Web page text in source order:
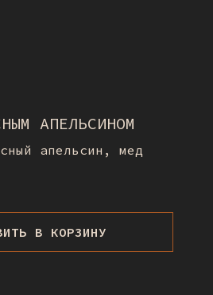
АПЕЛЬСИНОМ
апельсин, мед
В КОРЗИНУ